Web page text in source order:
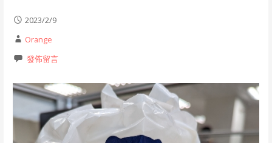
2023/2/9
Orange
發佈留言